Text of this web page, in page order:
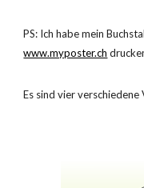
PS: Ich habe mein
www.myposter.ch
Es sind vier verschiedene